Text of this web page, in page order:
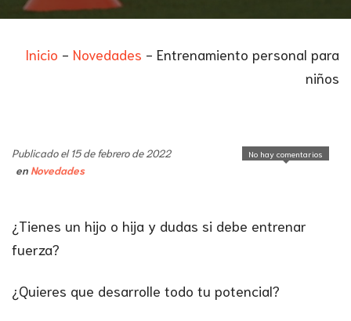
Inicio - Novedades - Entrenamiento personal para
niños
No hay comentarios
Publicado el 15 de febrero de 2022
en Novedades
¿Tienes un hijo o hija y dudas si debe entrenar
fuerza?
¿Quieres que desarrolle todo tu potencial?